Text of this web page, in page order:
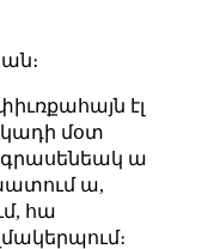
էլ
մօտ
գրասենեակ ա
ա,
հա